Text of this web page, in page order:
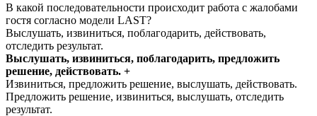
В какой последовательности происходит работа с жалобами
гостя согласно модели LAST?
Выслушать, извиниться, поблагодарить, действовать,
отследить результат.
Выслушать, извиниться, поблагодарить, предложить
решение, действовать. +
Извиниться, предложить решение, выслушать, действовать.
Предложить решение, извиниться, выслушать, отследить
результат.